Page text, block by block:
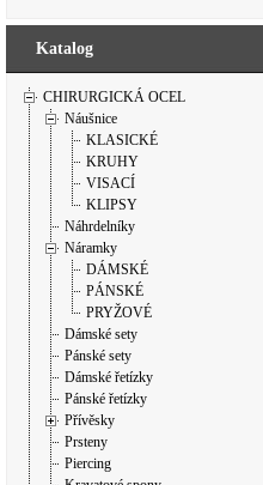
Katalog
CHIRURGICKÁ OCEL
Náušnice
KLASICKÉ
KRUHY
VISACÍ
KLIPSY
Náhrdelníky
Náramky
DÁMSKÉ
PÁNSKÉ
PRYŽOVÉ
Dámské sety
Pánské sety
Dámské řetízky
Pánské řetízky
Přívěsky
Prsteny
Piercing